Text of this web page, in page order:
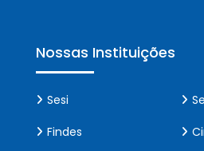
Nossas Instituições
Sesi
Findes